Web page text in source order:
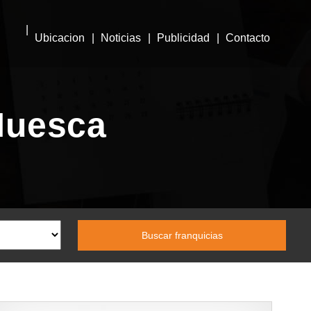
Ubicacion Noticias Publicidad Contacto